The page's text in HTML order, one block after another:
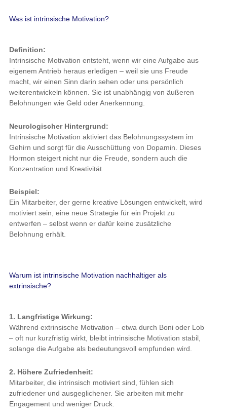
Was ist intrinsische Motivation?
Definition:
Intrinsische Motivation entsteht, wenn wir eine Aufgabe aus
eigenem Antrieb heraus erledigen – weil sie uns Freude
macht, wir einen Sinn darin sehen oder uns persönlich
weiterentwickeln können. Sie ist unabhängig von äußeren
Belohnungen wie Geld oder Anerkennung.
Neurologischer Hintergrund:
Intrinsische Motivation aktiviert das Belohnungssystem im
Gehirn und sorgt für die Ausschüttung von Dopamin. Dieses
Hormon steigert nicht nur die Freude, sondern auch die
Konzentration und Kreativität.
Beispiel:
Ein Mitarbeiter, der gerne kreative Lösungen entwickelt, wird
motiviert sein, eine neue Strategie für ein Projekt zu
entwerfen – selbst wenn er dafür keine zusätzliche
Belohnung erhält.
Warum ist intrinsische Motivation nachhaltiger als
extrinsische?
1. Langfristige Wirkung:
Während extrinsische Motivation – etwa durch Boni oder Lob
– oft nur kurzfristig wirkt, bleibt intrinsische Motivation stabil,
solange die Aufgabe als bedeutungsvoll empfunden wird.
2. Höhere Zufriedenheit:
Mitarbeiter, die intrinsisch motiviert sind, fühlen sich
zufriedener und ausgeglichener. Sie arbeiten mit mehr
Engagement und weniger Druck.